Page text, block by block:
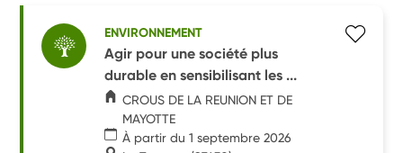
ENVIRONNEMENT
Agir pour une société plus
durable en sensibilisant les ...
CROUS DE LA REUNION ET DE
MAYOTTE
À partir du 1 septembre 2026